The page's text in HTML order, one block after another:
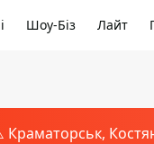
Шоу-Біз Лайт
Краматорськ,